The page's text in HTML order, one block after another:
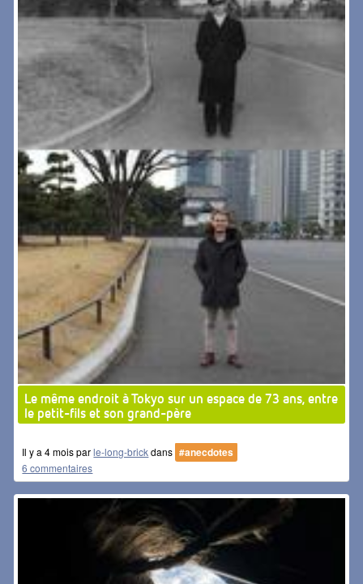
Le même endroit à Tokyo sur un espace de 73 ans, entre
le petit-fils et son grand-père
Il y a 4 mois parle-long-brickdans #anecdotes
6 commentaires